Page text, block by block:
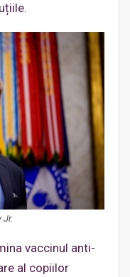
Jr.
vaccinul anti-
al copiilor